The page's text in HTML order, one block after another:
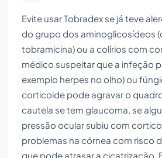
Evite usar Tobradex se já teve
do grupo dos aminoglicosídeos
tobramicina) ou a colírios com
médico suspeitar que a infeção
exemplo herpes no olho) ou
corticoide pode agravar o
cautela se tem glaucoma, se
pressão ocular subiu com
problemas na córnea com risco
que pode atrasar a cicatrização.